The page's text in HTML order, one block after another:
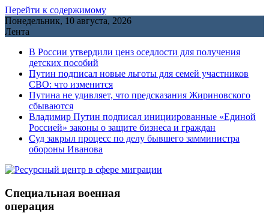
Перейти к содержимому
Понедельник, 10 августа, 2026
Лента
В России утвердили ценз оседлости для получения
детских пособий
Путин подписал новые льготы для семей участников
СВО: что изменится
Путина не удивляет, что предсказания Жириновского
сбываются
Владимир Путин подписал инициированные «Единой
Россией» законы о защите бизнеса и граждан
Cуд закрыл процесс по делу бывшего замминистра
обороны Иванова
Специальная военная
операция